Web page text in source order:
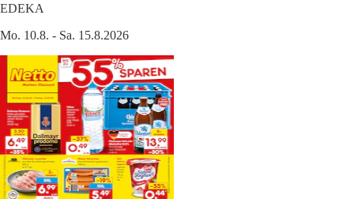
EDEKA
Mo. 10.8. - Sa. 15.8.2026